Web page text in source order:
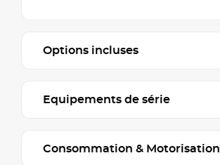
Options incluses
Equipements de série
Consommation & Motorisation